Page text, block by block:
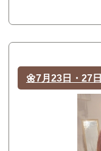
🌼7月23日・27